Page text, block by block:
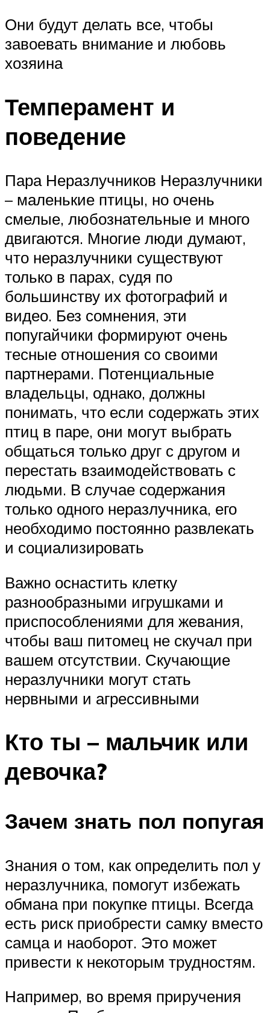
Они будут делать все, чтобы
завоевать внимание и любовь
хозяина
Темперамент и
поведение
Пара Неразлучников Неразлучники
– маленькие птицы, но очень
смелые, любознательные и много
двигаются. Многие люди думают,
что неразлучники существуют
только в парах, судя по
большинству их фотографий и
видео. Без сомнения, эти
попугайчики формируют очень
тесные отношения со своими
партнерами. Потенциальные
владельцы, однако, должны
понимать, что если содержать этих
птиц в паре, они могут выбрать
общаться только друг с другом и
перестать взаимодействовать с
людьми. В случае содержания
только одного неразлучника, его
необходимо постоянно развлекать
и социализировать
Важно оснастить клетку
разнообразными игрушками и
приспособлениями для жевания,
чтобы ваш питомец не скучал при
вашем отсутствии. Скучающие
неразлучники могут стать
нервными и агрессивными
Кто ты – мальчик или
девочка?
Зачем знать пол попугая
Знания о том, как определить пол у
неразлучника, помогут избежать
обмана при покупке птицы. Всегда
есть риск приобрести самку вместо
самца и наоборот. Это может
привести к некоторым трудностям.
Например, во время приручения